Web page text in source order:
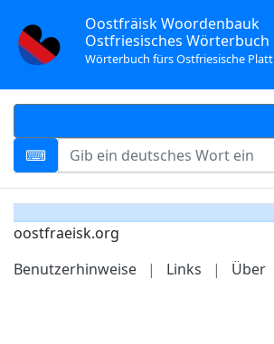
Oostfräisk Woordenbauk
Ostfriesisches Wörterbuch
Wörterbuch fürs Ostfriesische Platt
oostfraeisk.org
Benutzerhinweise
| Links | Über